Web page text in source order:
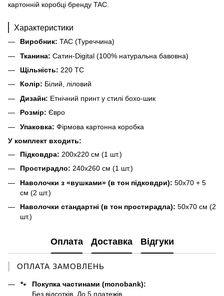
картонній коробці бренду TAC.
Характеристики
Виробник: TAC (Туреччина)
Тканина: Сатин-Digital (100% натуральна бавовна)
Щільність: 220 TC
Колір: Білий, ліловий
Дизайн: Етнічний принт у стилі бохо-шик
Розмір: Євро
Упаковка: Фірмова картонна коробка
У комплект входить:
Підковдра: 200х220 см (1 шт.)
Простирадло: 240х260 см (1 шт.)
Наволочки з «вушками» (в тон підковдри): 50х70 + 5
см (2 шт.)
Наволочки стандартні (в тон простирадла): 50х70 см (2
шт.)
Оплата Доставка Відгуки
ОПЛАТА ЗАМОВЛЕНЬ
🐾
Покупка частинами (monobank):
Без відсотків. До 5 платежів.